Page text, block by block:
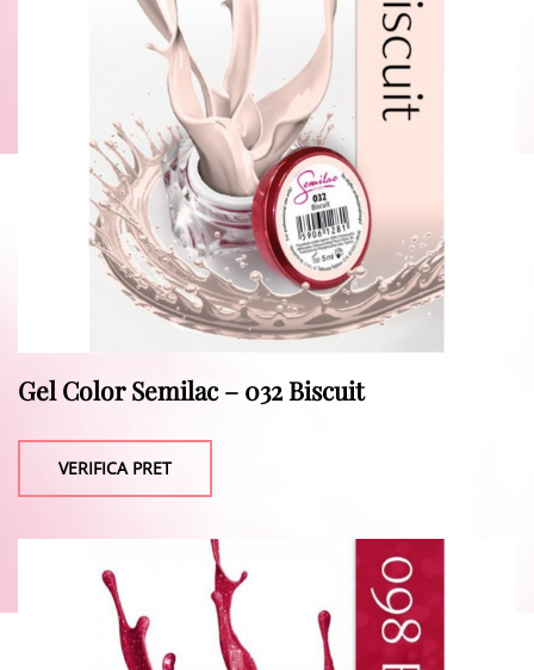
Gel Color Semilac – 032 Biscuit
VERIFICA PRET